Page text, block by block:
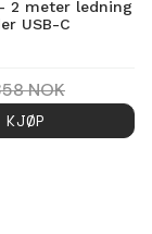
2 meter ledning
USB-C
NOK
KJØP